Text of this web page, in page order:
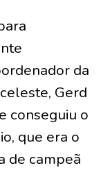
da
Gerd
conseguiu o
que era o
de campeã